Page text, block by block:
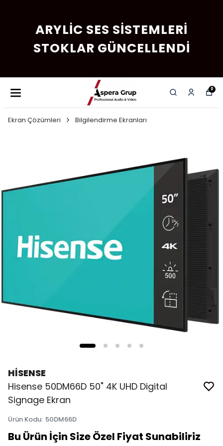
ARYLIC SES SISTEMLERI
STOKLAR GÜNCELLENDI
0
Ekran Çözümleri Bilgilendirme Ekranları
HİSENSE
Hisense 50DM66D 50" 4K UHD Digital
Signage Ekran
Ürün Kodu: 50DM66D
Bu Ürün İçin Size Özel Fiyat Sunabiliriz